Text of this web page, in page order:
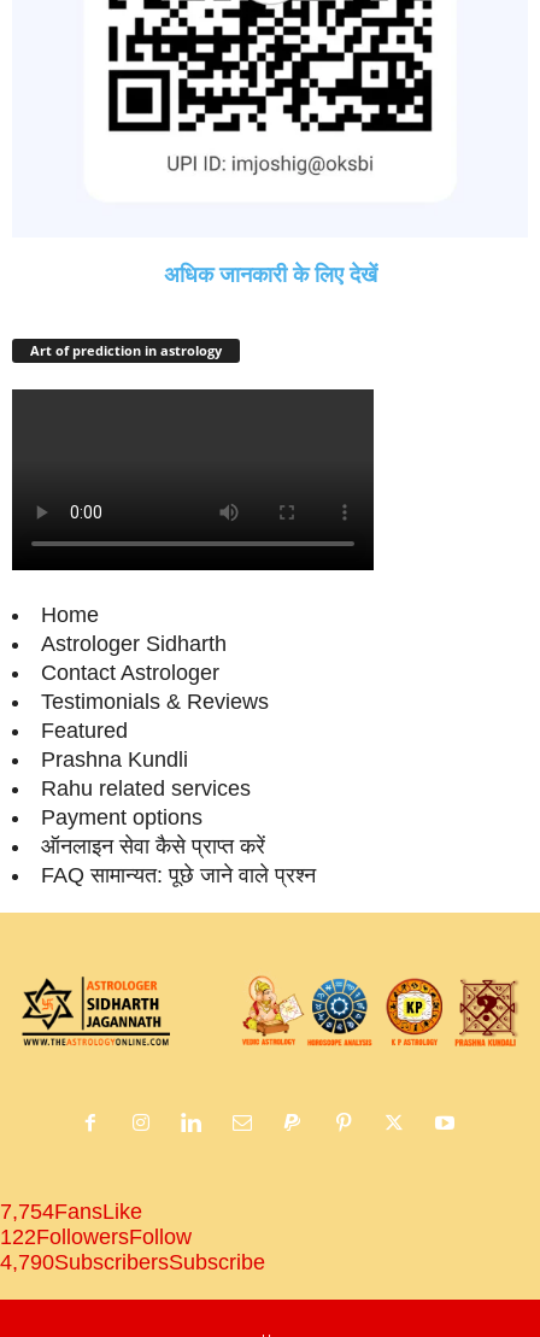
अधिक जानकारी के लिए देखें
Art of prediction in astrology
Home
Astrologer Sidharth
Contact Astrologer
Testimonials & Reviews
Featured
Prashna Kundli
Rahu related services
Payment options
ऑनलाइन सेवा कैसे प्राप्‍त करें
FAQ सामान्‍यत: पूछे जाने वाले प्रश्‍न
7,754FansLike
122FollowersFollow
4,790SubscribersSubscribe